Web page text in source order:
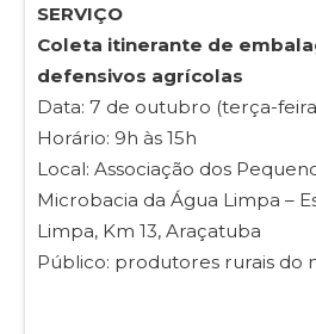
SERVIÇO
Coleta itinerante de
defensivos agrícolas
Data: 7 de outubro (terça-
Horário: 9h às 15h
Local: Associação dos
Microbacia da Água Limpa –
Limpa, Km 13, Araçatuba
Público: produtores rurais do